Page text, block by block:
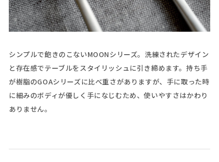
シンプルで飽きのこないMOONシリーズ。洗練されたデザイン
と存在感でテーブルをスタイリッシュに引き締めます。持ち手
が樹脂のGOAシリーズに比べ重さがありますが、手に取った時
に細みのボディが優しく手になじむため、使いやすさはかわり
ありません。